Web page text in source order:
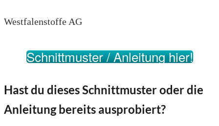
Westfalenstoffe AG
Schnittmuster / Anleitung hier!
Hast du dieses Schnittmuster oder die
Anleitung bereits ausprobiert?